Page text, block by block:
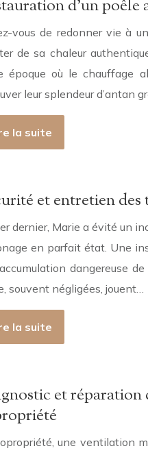
d’un
vous de redonner vie à
de sa chaleur
époque où le chauffage
leur splendeur d’antan
la suite
et entretien
dernier, Marie a évité un
en parfait état. Une
dangereuse
souvent négligées, jouent…
la suite
et
une ventilation